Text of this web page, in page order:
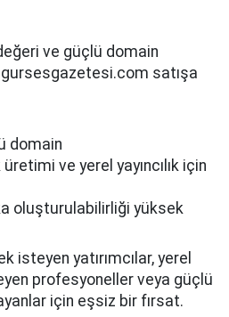
ve güçlü domain
gursesgazetesi.com satışa
domain
ve yerel yayıncılık için
oluşturulabilirliği yüksek
isteyen yatırımcılar, yerel
profesyoneller veya güçlü
için eşsiz bir fırsat.